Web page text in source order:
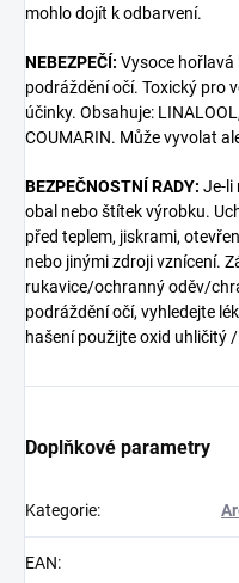
mohlo dojít k odbarvení.
NEBEZPEČÍ: Vysoce
podráždění očí. Toxický pro
účinky. Obsahuje:
COUMARIN. Může vyvolat
BEZPEČNOSTNÍ RADY: Je-li
obal nebo štítek výrobku.
před teplem, jiskrami,
nebo jinými zdroji vznícení.
rukavice/ochranný oděv/
podráždění očí, vyhledejte
hašení použijte oxid uhličitý
Doplňkové parametry
Kategorie:
EAN: